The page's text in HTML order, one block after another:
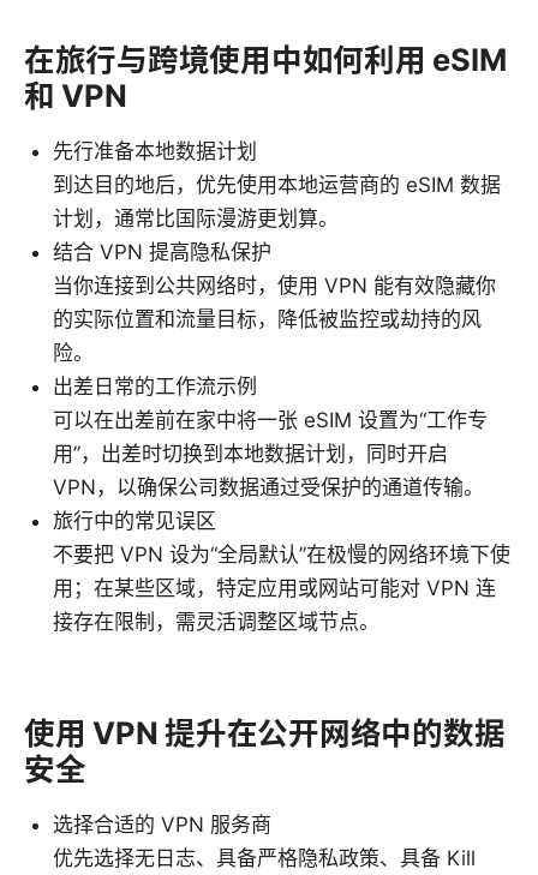
在旅行与跨境使用中如何利用 eSIM
和 VPN
先行准备本地数据计划
到达目的地后，优先使用本地运营商的 eSIM 数据
计划，通常比国际漫游更划算。
结合 VPN 提高隐私保护
当你连接到公共网络时，使用 VPN 能有效隐藏你
的实际位置和流量目标，降低被监控或劫持的风
险。
出差日常的工作流示例
可以在出差前在家中将一张 eSIM 设置为“工作专
用”，出差时切换到本地数据计划，同时开启
VPN，以确保公司数据通过受保护的通道传输。
旅行中的常见误区
不要把 VPN 设为“全局默认”在极慢的网络环境下使
用；在某些区域，特定应用或网站可能对 VPN 连
接存在限制，需灵活调整区域节点。
使用 VPN 提升在公开网络中的数据
安全
选择合适的 VPN 服务商
优先选择无日志、具备严格隐私政策、具备 Kill